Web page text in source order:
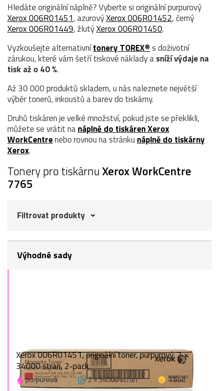
Hledáte originální náplně? Vyberte si originální purpurový
Xerox 006R01451, azurovýXerox 006R01452, černý
Xerox 006R01449, žlutýXerox 006R01450.
Vyzkoušejte alternativnítonery TOREX®s doživotní
zárukou, které vám šetří tiskové náklady asníží výdaje na
tisk až o 40 %.
Až 30 000 produktů skladem, u nás naleznete největší
výběr tonerů, inkoustů a barev do tiskárny.
Druhů tiskáren je velké množství, pokud jste se překlikli,
můžete se vrátit nanáplně do tiskáren Xerox
WorkCentrenebo rovnou na stránku náplně do tiskárny
Xerox.
Tonery pro tiskárnuXerox WorkCentre
7765
Filtrovat produkty
Výhodné sady
Xerox 006R01451, originální toner, purpurový, 2 ×
34000 stran, 2-pack
purpurová 2 × 34000 stran
1 bod